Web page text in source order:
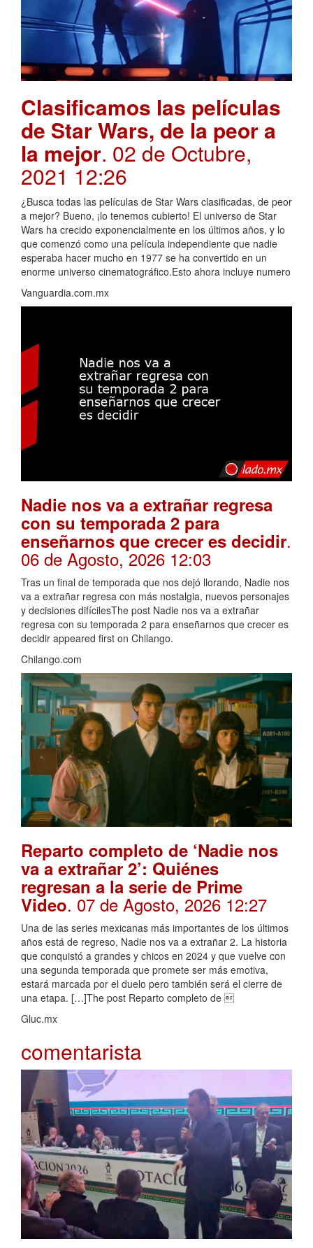
Clasificamos las películas
de Star Wars, de la peor a
la mejor. 02 de Octubre,
2021 12:26
¿Busca todas las películas de Star Wars clasificadas, de peor
a mejor? Bueno, ¡lo tenemos cubierto! El universo de Star
Wars ha crecido exponencialmente en los últimos años, y lo
que comenzó como una película independiente que nadie
esperaba hacer mucho en 1977 se ha convertido en un
enorme universo cinematográfico.Esto ahora incluye numero
Vanguardia.com.mx
Nadie nos va a extrañar regresa
con su temporada 2 para
enseñarnos que crecer es decidir.
06 de Agosto, 2026 12:03
Tras un final de temporada que nos dejó llorando, Nadie nos
va a extrañar regresa con más nostalgia, nuevos personajes
y decisiones difícilesThe post Nadie nos va a extrañar
regresa con su temporada 2 para enseñarnos que crecer es
decidir appeared first on Chilango.
Chilango.com
Reparto completo de ‘Nadie nos
va a extrañar 2’: Quiénes
regresan a la serie de Prime
Video. 07 de Agosto, 2026 12:27
Una de las series mexicanas más importantes de los últimos
años está de regreso, Nadie nos va a extrañar 2. La historia
que conquistó a grandes y chicos en 2024 y que vuelve con
una segunda temporada que promete ser más emotiva,
estará marcada por el duelo pero también será el cierre de
una etapa. […]The post Reparto completo de 
Gluc.mx
comentarista